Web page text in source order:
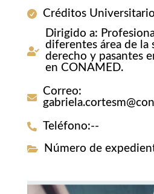
Créditos
Dirigido a:
diferentes área de la
derecho y pasantes
en CONAMED.
Correo:
Teléfono:--
Número de